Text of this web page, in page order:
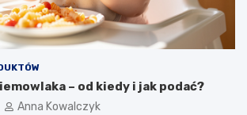
– od kiedy i jak podać?
Anna Kowalczyk